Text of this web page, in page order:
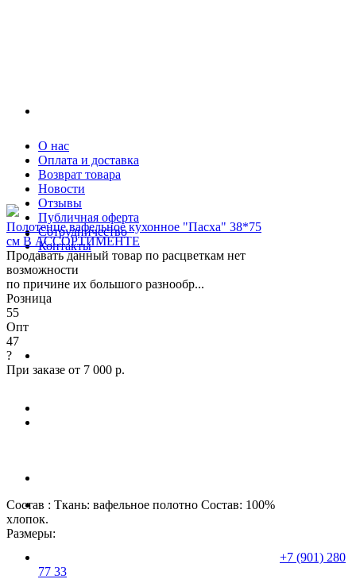
Состав : Ткань: вафельное полотно Состав: 100%
хлопок.
Размеры:
Полотенце вафельное кухонное "Пасха" 38*75
см В АССОРТИМЕНТЕ
Продавать данный товар по расцветкам нет
возможности
по причине их большого разнообр...
Розница
55
Опт
47
?
При заказе от 7 000 р.
О нас
Оплата и доставка
Возврат товара
Новости
Отзывы
Публичная оферта
Сотрудничество
Контакты
+7 (901) 280
77 33